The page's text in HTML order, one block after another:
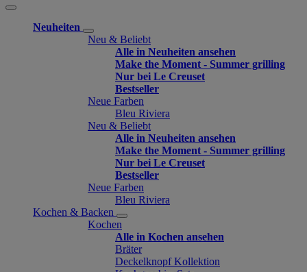
Neuheiten
Neu & Beliebt
Alle in Neuheiten ansehen
Make the Moment - Summer grilling
Nur bei Le Creuset
Bestseller
Neue Farben
Bleu Riviera
Neu & Beliebt
Alle in Neuheiten ansehen
Make the Moment - Summer grilling
Nur bei Le Creuset
Bestseller
Neue Farben
Bleu Riviera
Kochen & Backen
Kochen
Alle in Kochen ansehen
Bräter
Deckelknopf Kollektion